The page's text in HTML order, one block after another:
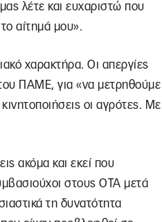
λέτε και ευχαριστώ που
αίτημά μου».
χαρακτήρα. Οι απεργίες
ΠΑΜΕ, για «να μετρηθούμε
οι αγρότες. Με
ακόμα και εκεί που
στους ΟΤΑ μετά
τη δυνατότητα